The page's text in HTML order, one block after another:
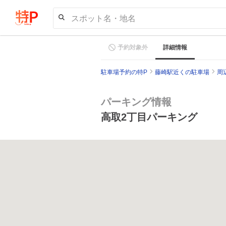
スポット名・地名
予約対象外 詳細情報
駐車場予約の特P 藤崎駅近くの駐車場 周
パーキング情報
高取2丁目パーキング